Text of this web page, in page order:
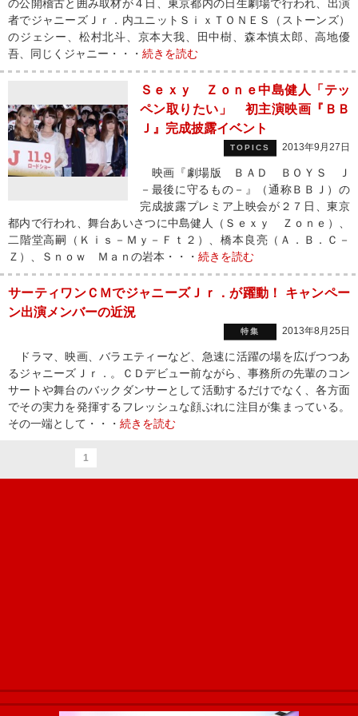
の公開稽古と囲み取材が４日、東京都内の日生劇場で行われ、出演
者でジャニーズＪｒ．内ユニットＳｉｘＴＯＮＥＳ（ストーンズ）
のジェシー、松村北斗、京本大我、田中樹、森本慎太郎、高地優
吾、同じくジャニー・・・ 続きを読む
Ｓｅｘｙ Ｚｏｎｅ中島健人「テッ
ペン取りたい」 初主演映画『ＢＢ
Ｊ』完成披露イベント
TOPICS 2013年9月27日
映画『劇場版 ＢＡＤ ＢＯＹＳ Ｊ
－最後に守るもの－』（通称ＢＢＪ）の
完成披露プレミア上映会が２７日、東京
都内で行われ、舞台あいさつに中島健人（Ｓｅｘｙ Ｚｏｎｅ）、
二階堂高嗣（Ｋｉｓ－Ｍｙ－Ｆｔ２）、橋本良亮（Ａ．Ｂ．Ｃ－
Ｚ）、Ｓｎｏｗ Ｍａｎの岩本・・・ 続きを読む
サーティワンＣＭでジャニーズＪｒ．が躍動！ キャンペー
ン出演メンバーの近況
特集 2013年8月25日
ドラマ、映画、バラエティーなど、急速に活躍の場を広げつつあ
るジャニーズＪｒ．。ＣＤデビュー前ながら、事務所の先輩のコン
サートや舞台のバックダンサーとして活動するだけでなく、各方面
でその実力を発揮するフレッシュな顔ぶれに注目が集まっている。
その一端として・・・ 続きを読む
1